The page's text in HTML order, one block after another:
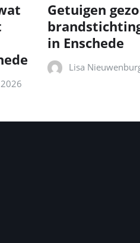
Getuigen
in Enschede
Lisa